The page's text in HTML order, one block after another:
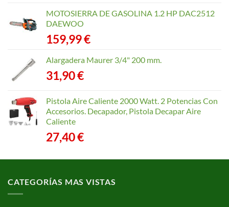
precios:
MOTOSIERRA DE GASOLINA 1.2 HP DAC2512
DAEWOO
159,99€
Alargadera Maurer 3/4" 200 mm.
31,90€
Pistola Aire Caliente 2000 Watt. 2 Potencias Con
Accesorios. Decapador, Pistola Decapar Aire
Caliente
27,40€
CATEGORÍAS MAS VISTAS